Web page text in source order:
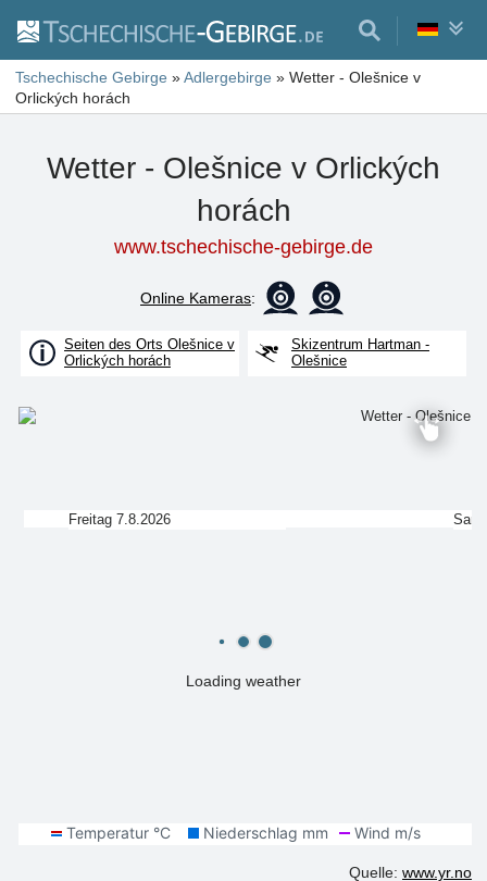
Tschechische Gebirge »Adlergebirge » Wetter - Olešnice v
Orlických horách
Wetter - Olešnice v Orlických
horách
www.tschechische-gebirge.de
Online Kameras:
Seiten des Orts Olešnice v
Orlických horách
Skizentrum Hartman -
Olešnice
Loading weather
Freitag 7.8.2026
Quelle: www.yr.no